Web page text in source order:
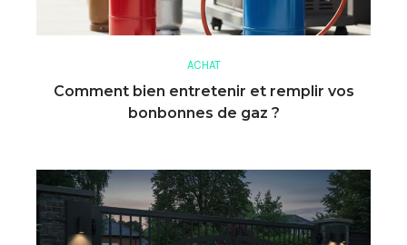
ACHAT
Comment bien entretenir et remplir vos
bonbonnes de gaz ?